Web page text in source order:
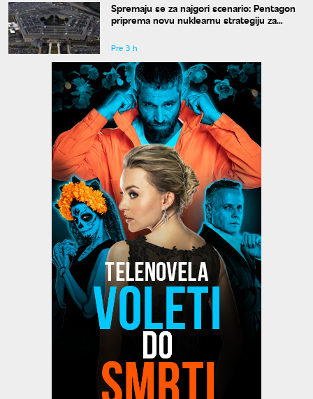
Spremaju se za najgori scenario: Pentagon
priprema novu nuklearnu strategiju za
Pre 3 h